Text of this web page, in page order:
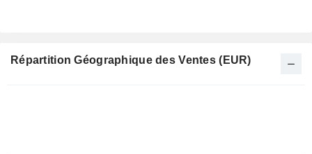
Répartition Géographique des Ventes (EUR)